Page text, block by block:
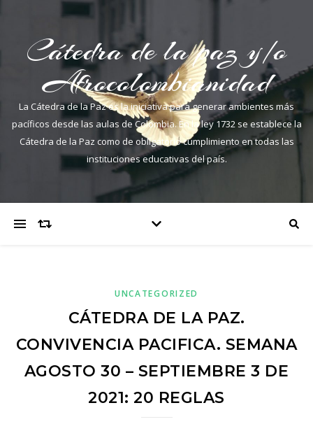
Cátedra de la paz y/o
Afrocolombianidad
La Cátedra de la Paz es la iniciativa para generar ambientes más
pacíficos desde las aulas de Colombia. En la ley 1732 se establece la
Cátedra de la Paz como de obligatorio cumplimiento en todas las
instituciones educativas del país.
UNCATEGORIZED
CÁTEDRA DE LA PAZ.
CONVIVENCIA PACIFICA. SEMANA
AGOSTO 30 – SEPTIEMBRE 3 DE
2021: 20 REGLAS